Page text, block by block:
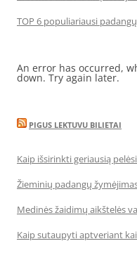
TOP 6 populiariausi
An error has occurred,
down. Try again later.
PIGUS LEKTUVU BILIETAI
Kaip išsirinkti geriausią
Žieminių padangų
Medinės žaidimų aikštelės
Kaip sutaupyti aptveriant